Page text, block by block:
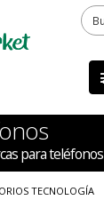
para teléfonos
TECNOLOGÍA